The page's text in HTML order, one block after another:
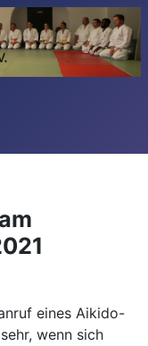
eines Aikido-
wenn sich